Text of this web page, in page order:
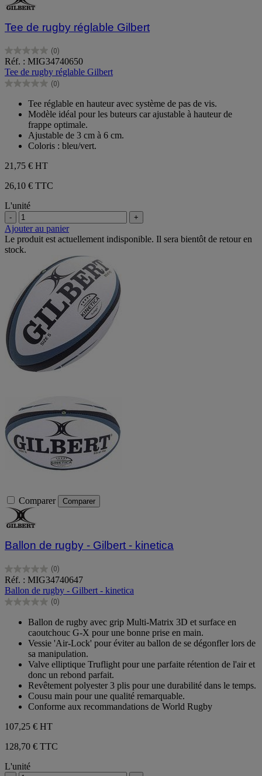
Tee de rugby réglable Gilbert
(0)
0.0
sur
5
étoiles.
Réf. : MIG34740650
Tee de rugby réglable Gilbert
(0)
0.0
étoiles.
Tee réglable en hauteur avec système de pas de vis.
Modèle idéal pour les buteurs car ajustable à hauteur de
frappe optimale.
Ajustable de 3 cm à 6 cm.
Coloris : bleu/vert.
21,75 € HT
26,10 € TTC
L'unité
- +
Ajouter au panier
Le produit est actuellement indisponible. Il sera bientôt de retour en
stock.
Comparer Comparer
Ballon de rugby - Gilbert - kinetica
(0)
0.0
sur
5
étoiles.
Réf. : MIG34740647
Ballon de rugby - Gilbert - kinetica
(0)
0.0
étoiles.
Ballon de rugby avec grip Multi-Matrix 3D et surface en
caoutchouc G-X pour une bonne prise en main.
Vessie 'Air-Lock' pour éviter au ballon de se dégonfler lors de
sa manipulation.
Valve elliptique Truflight pour une parfaite rétention de l'air et
donc un rebond parfait.
Revêtement polyester 3 plis pour une durabilité dans le temps.
Cousu main pour une qualité remarquable.
Conforme aux recommandations de World Rugby
107,25 € HT
128,70 € TTC
L'unité